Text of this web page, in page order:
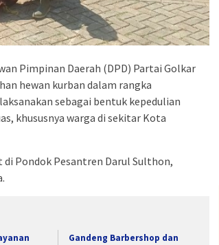
Pimpinan Daerah (DPD) Partai Golkar
hewan kurban dalam rangka
sebagai bentuk kepedulian
khususnya warga di sekitar Kota
Pondok Pesantren Darul Sulthon,
Gandeng Barbershop dan